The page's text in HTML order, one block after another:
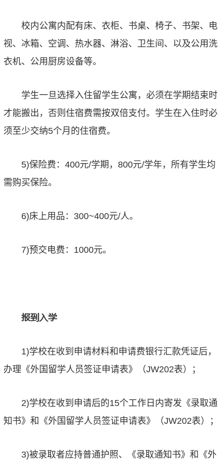
校内公寓内配有床、衣柜、书桌、椅子、书架、电
视、冰箱、空调、热水器、淋浴、卫生间、以及公用洗
衣机、公用厨房设备等。
学生一旦选择入住留学生公寓，必须在学期结束时
才能搬出，否则住宿费需按双倍支付。学生在入住时必
须至少交纳5个月的住宿费。
5)保险费：400元/学期，800元/学年，所有学生均
需购买保险。
6)床上用品：300~400元/人。
7)预交电费：1000元。
报到入学
1)学校在收到申请材料和申请费银行汇款凭证后，
办理《外国留学人员签证申请表》（JW202表）；
2)学校在收到申请后的15个工作日内寄发《录取通
知书》和《外国留学人员签证申请表》（JW202表）；
3)被录取者应持普通护照、《录取通知书》和《外